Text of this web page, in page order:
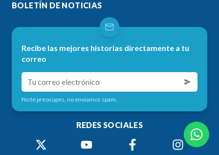
BOLETÍN DE NOTICIAS
Recibe las mejores historias directamente a tu
correo
No te preocupes, no enviamos spam.
REDES SOCIALES